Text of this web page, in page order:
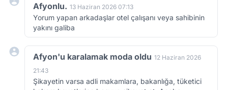
Afyonlu. 13 Haziran 2026 07:13
Yorum yapan arkadaşlar otel çalışanı veya sahibinin
yakını galiba
Afyon'u karalamak moda oldu 12 Haziran 2026
21:43
Şikayetin varsa adli makamlara, bakanlığa, tüketici